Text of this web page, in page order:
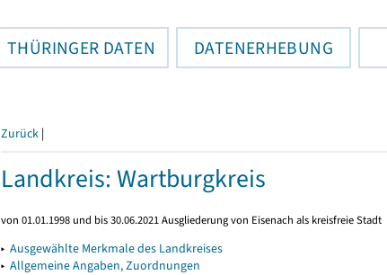
THÜRINGER DATEN DATENERHEBUNG
Zurück |
Landkreis: Wartburgkreis
von 01.01.1998 und bis 30.06.2021 Ausgliederung von Eisenach als kreisfreie Stadt
▸ Ausgewählte Merkmale des Landkreises
▸ Allgemeine Angaben, Zuordnungen